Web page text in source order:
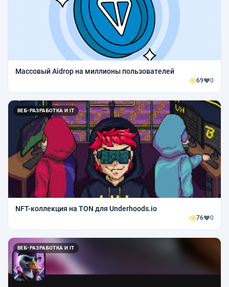
Массовый Aidrop на миллионы пользователей
69 0
ВЕБ-РАЗРАБОТКА И IT
NFT-коллекция на TON для Underhoods.io
76 0
ВЕБ-РАЗРАБОТКА И IT